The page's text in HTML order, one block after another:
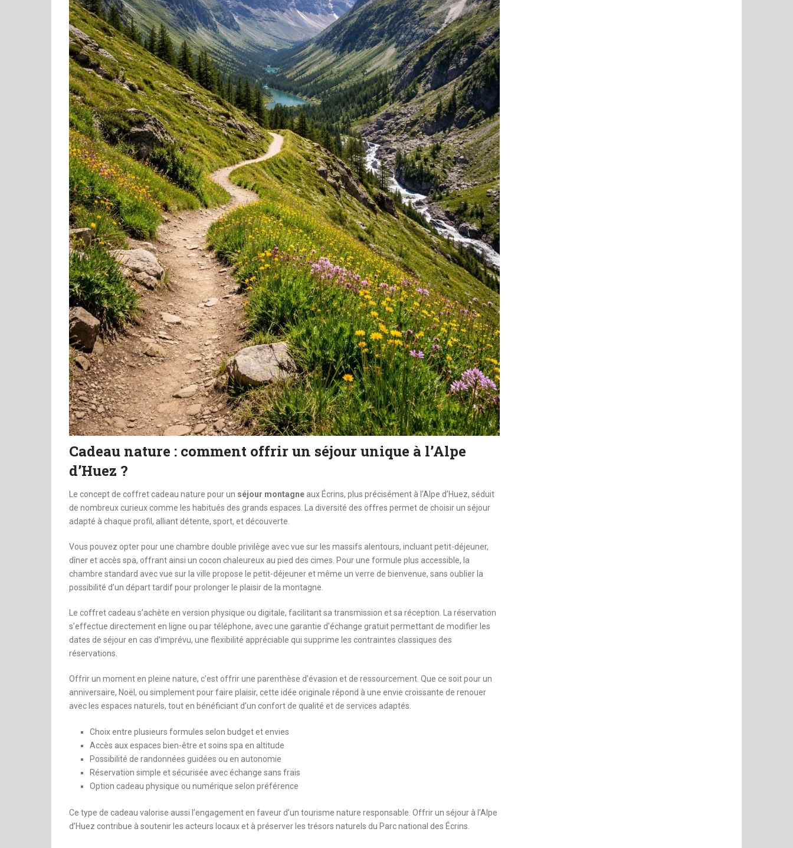
Cadeau nature : comment offrir un séjour unique à l’Alpe
d’Huez ?
Le concept de coffret cadeau nature pour un séjour montagne aux Écrins, plus précisément à l’Alpe d’Huez, séduit
de nombreux curieux comme les habitués des grands espaces. La diversité des offres permet de choisir un séjour
adapté à chaque profil, alliant détente, sport, et découverte.
Vous pouvez opter pour une chambre double privilège avec vue sur les massifs alentours, incluant petit-déjeuner,
dîner et accès spa, offrant ainsi un cocon chaleureux au pied des cimes. Pour une formule plus accessible, la
chambre standard avec vue sur la ville propose le petit-déjeuner et même un verre de bienvenue, sans oublier la
possibilité d’un départ tardif pour prolonger le plaisir de la montagne.
Le coffret cadeau s’achète en version physique ou digitale, facilitant sa transmission et sa réception. La réservation
s’effectue directement en ligne ou par téléphone, avec une garantie d’échange gratuit permettant de modifier les
dates de séjour en cas d’imprévu, une flexibilité appréciable qui supprime les contraintes classiques des
réservations.
Offrir un moment en pleine nature, c’est offrir une parenthèse d’évasion et de ressourcement. Que ce soit pour un
anniversaire, Noël, ou simplement pour faire plaisir, cette idée originale répond à une envie croissante de renouer
avec les espaces naturels, tout en bénéficiant d’un confort de qualité et de services adaptés.
Choix entre plusieurs formules selon budget et envies
Accès aux espaces bien-être et soins spa en altitude
Possibilité de randonnées guidées ou en autonomie
Réservation simple et sécurisée avec échange sans frais
Option cadeau physique ou numérique selon préférence
Ce type de cadeau valorise aussi l’engagement en faveur d’un tourisme nature responsable. Offrir un séjour à l’Alpe
d’Huez contribue à soutenir les acteurs locaux et à préserver les trésors naturels du Parc national des Écrins.